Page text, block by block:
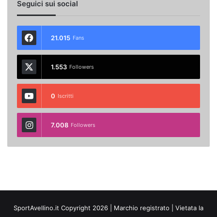
Seguici sui social
21.015 Fans
1.553 Followers
0 Iscritti
7.008 Followers
SportAvellino.it Copyright 2026 | Marchio registrato | Vietata la